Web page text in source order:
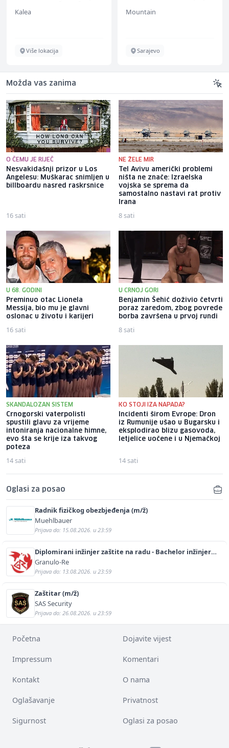
Mountain
Sarajevo
Ekopak
Sarajevo
Možda vas zanima
O ČEMU JE RIJEČ
Nesvakidašnji prizor u Los
Angelesu: Muškarac snimljen u
billboardu nasred raskrsnice
16 sati
NE ŽELE MIR
Tel Avivu američki problemi
ništa ne znače: Izraelska
vojska se sprema da
samostalno nastavi rat protiv
Irana
8 sati
U 68. GODINI
Preminuo otac Lionela
Messija, bio mu je glavni
oslonac u životu i karijeri
16 sati
U CRNOJ GORI
Benjamin Šehić doživio četvrti
poraz zaredom, zbog povrede
borba završena u prvoj rundi
8 sati
SKANDALOZAN SISTEM
Crnogorski vaterpolisti
spustili glavu za vrijeme
intoniranja nacionalne himne,
evo šta se krije iza takvog
poteza
14 sati
KO STOJI IZA NAPADA?
Incidenti širom Evrope: Dron
iz Rumunije ušao u Bugarsku i
eksplodirao blizu gasovoda,
letjelice uočene i u Njemačkoj
14 sati
Oglasi za posao
Radnik fizičkog obezbjeđenja (m/ž)
Muehlbauer
Prijava do: 15.08.2026. u 23:59
Diplomirani inžinjer zaštite na radu - Bachelor inžinjer
sigurnosti i pomoći (m/ž)
Granulo-Re
Prijava do: 13.08.2026. u 23:59
Zaštitar (m/ž)
SAS Security
Prijava do: 26.08.2026. u 23:59
Početna Dojavite vijest
Impressum Komentari
Kontakt O nama
Oglašavanje Privatnost
Sigurnost Oglasi za posao